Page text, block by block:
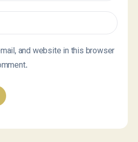
and website in this browser